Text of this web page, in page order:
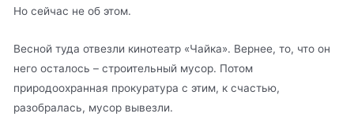
Но сейчас не об этом.
Весной туда отвезли кинотеатр «Чайка». Вернее, то, что он
него осталось – строительный мусор. Потом
природоохранная прокуратура с этим, к счастью,
разобралась, мусор вывезли.